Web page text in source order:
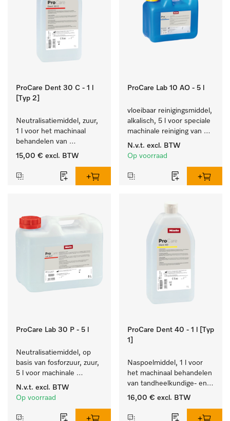
ProCare Dent 30 C - 1 l
[Typ 2]
Neutralisatiemiddel, zuur,
1 l voor het machinaal
behandelen van
tandheelkundige- en
15,00 € excl. BTW
ProCare Lab 10 AO - 5 l
vloeibaar reinigingsmiddel,
alkalisch, 5 l voor speciale
machinale reiniging van
laboratoriumglaswerk en -
gerei.
N.v.t. excl. BTW
Op voorraad
ProCare Lab 30 P - 5 l
Neutralisatiemiddel, op
basis van fosforzuur, zuur,
5 l voor machinale
reiniging van
laboratoriumglaswerk en -
N.v.t. excl. BTW
Op voorraad
ProCare Dent 40 - 1 l [Typ
1]
Naspoelmiddel, 1 l voor
het machinaal behandelen
van tandheelkundige- en
transmissie-instrumenten.
16,00 € excl. BTW